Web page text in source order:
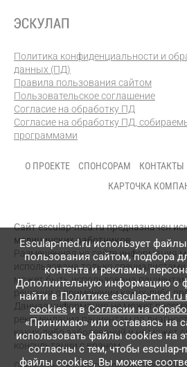
Политика конфиденциальности и
данных (ПД)
Правила пользования сайтом
Пользовательское соглашение
Согласие на обработку ПД
Согласие на обработку ПД,
программами
О ПРОЕКТЕ СПОНСОРАМ КОНТАКТЫ
КАРТОЧКА
Сайт esculap-med.ru предназначен
медицинских работников.
Размещенная на сайте информация
использована только
может быть использована
решения о применении каких-либо
Данная информация не может
рекомендация пациентам по
каких-либо заболеваний и не может
консультации с врачом.
Esculap-med.ru использует
пользования сайтом, подбора
контента и рекламы,
Дополнительную информацию о
найти вПолитике esculap-
cookiesи вСогласии на
«Принимаю» или оставаясь на
использовать файлы cookies на
согласны с тем, чтобы esculap-
файлы сookies, Вы можете